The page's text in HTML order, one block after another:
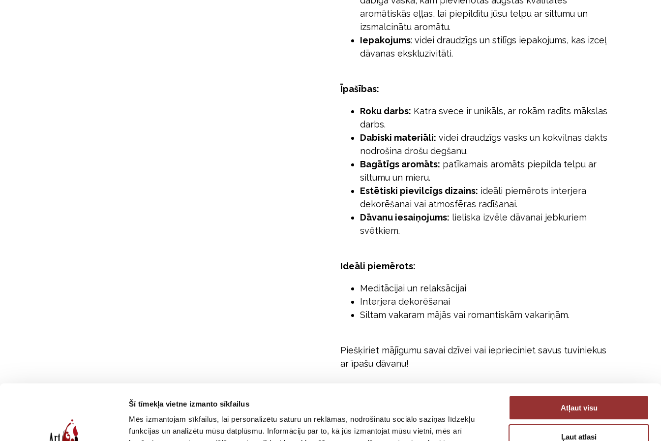
Šī tīmekļa vietne izmanto sīkfailus
Mēs izmantojam sīkfailus, lai personalizētu saturu un reklāmas, nodrošinātu sociālo saziņas līdzekļu
funkcijas un analizētu mūsu datplūsmu. Informāciju par to, kā jūs izmantojat mūsu vietni, mēs arī
Atļaut visu
Ļaut atlasi
aromātiskās eļļas, lai piepildītu jūsu telpu ar siltumu un
izsmalcinātu aromātu.
Iepakojums: videi draudzīgs un stilīgs iepakojums, kas izceļ
dāvanas ekskluzivitāti.
Īpašības:
Roku darbs: Katra svece ir unikāls, ar rokām radīts mākslas
darbs.
Dabiski materiāli: videi draudzīgs vasks un kokvilnas dakts
nodrošina drošu degšanu.
Bagātīgs aromāts: patīkamais aromāts piepilda telpu ar
siltumu un mieru.
Estētiski pievilcīgs dizains: ideāli piemērots interjera
dekorēšanai vai atmosfēras radīšanai.
Dāvanu iesaiņojums: lieliska izvēle dāvanai jebkuriem
svētkiem.
Ideāli piemērots:
Meditācijai un relaksācijai
Interjera dekorēšanai
Siltam vakaram mājās vai romantiskām vakariņām.
Piešķiriet mājīgumu savai dzīvei vai ieprieciniet savus tuviniekus
ar īpašu dāvanu!